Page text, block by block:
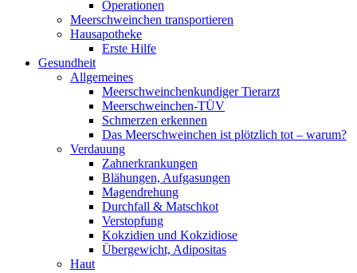
Operationen
Meerschweinchen transportieren
Hausapotheke
Erste Hilfe
Gesundheit
Allgemeines
Meerschweinchenkundiger Tierarzt
Meerschweinchen-TÜV
Schmerzen erkennen
Das Meerschweinchen ist plötzlich tot – warum?
Verdauung
Zahnerkrankungen
Blähungen, Aufgasungen
Magendrehung
Durchfall & Matschkot
Verstopfung
Kokzidien und Kokzidiose
Übergewicht, Adipositas
Haut